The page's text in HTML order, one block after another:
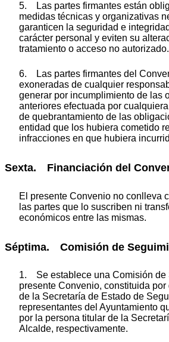
5. Las partes firmantes están
medidas técnicas y organizativas
garanticen la seguridad e
carácter personal y eviten su
tratamiento o acceso no autorizado.
6. Las partes firmantes del
exoneradas de cualquier
generar por incumplimiento de las
anteriores efectuada por
de quebrantamiento de las
entidad que los hubiera cometido
infracciones en que hubiera
Sexta. Financiación del
El presente Convenio no conlleva
las partes que lo suscriben ni
económicos entre las mismas.
Séptima. Comisión de
1. Se establece una Comisión de
presente Convenio, constituida
de la Secretaría de Estado de
representantes del Ayuntamiento
por la persona titular de la
Alcalde, respectivamente.